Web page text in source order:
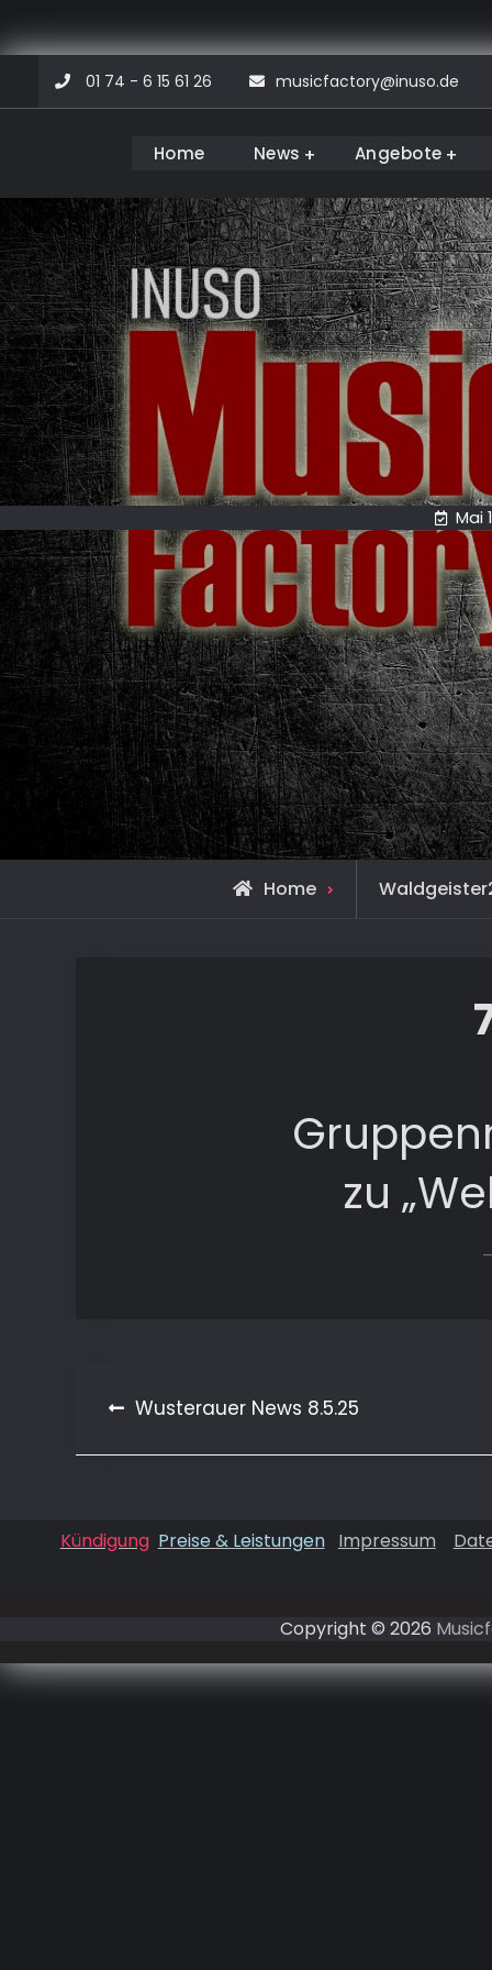
content
01 74 - 6 15 61 26 musicfactory@inuso.de
Musicfactory
Home News Angebote
Mai
Home
zu
Beitragsnavigation
Wusterauer News 8.5.25
Kündigung Preise & Leistungen Impressum
Copyright © 2026